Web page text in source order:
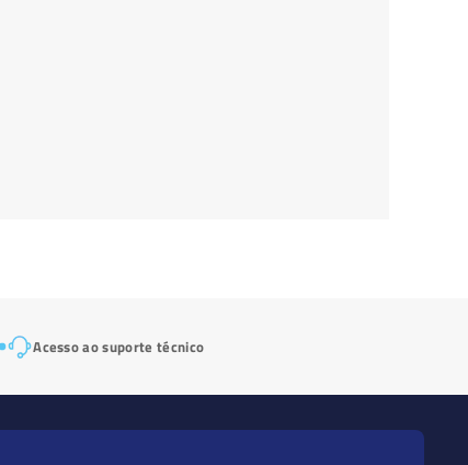
Acesso ao suporte técnico